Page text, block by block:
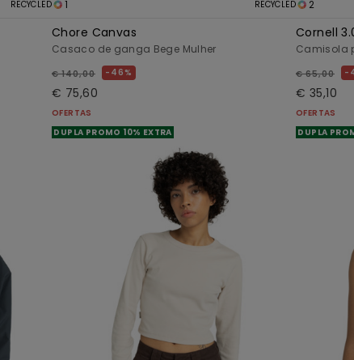
RECYCLED 1 RECYCLED
Chore Canvas
Casaco de ganga Bege Mulher
€ 140,00 46%
€ 75,60
OFERTAS
DUPLA PROMO 10% EXTRA
2
Cornell
Camisola
€ 65,00
€ 35,10
OFERTAS
DUPLA